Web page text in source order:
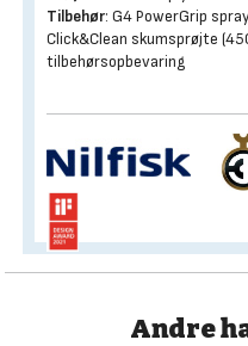
Tilbehør: G4 PowerGrip
Click&Clean skumsprøjte
tilbehørsopbevaring
Andre